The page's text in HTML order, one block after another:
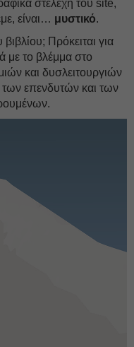
στελέχη του site,
είναι… μυστικό.
Πρόκειται για
με το βλέμμα στο
και δυσλειτουργιών
επενδυτών και των